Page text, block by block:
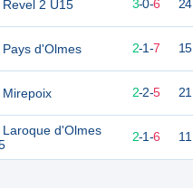
Revel 2 U15
Pays d'Olmes
Mirepoix
Laroque d'Olmes
3-0-6 24
7 2-1-7 15
2-2-5 21
6 10 2-1-6 11